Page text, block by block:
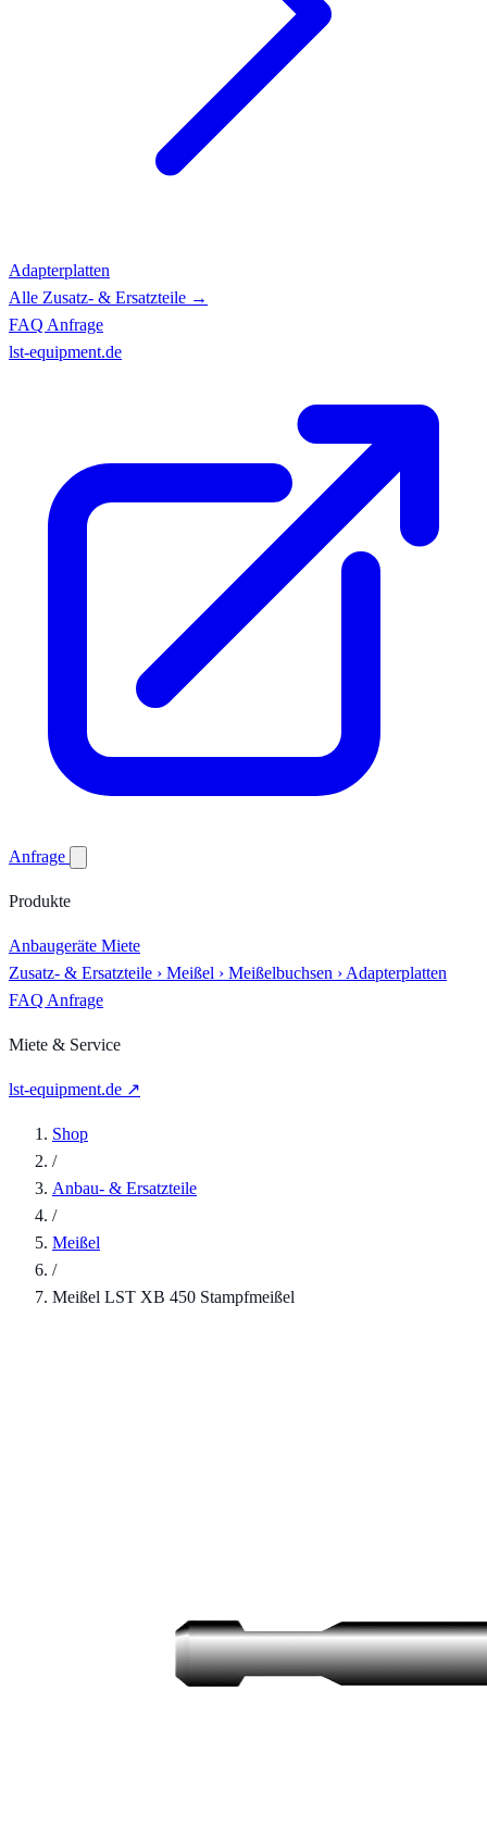
Adapterplatten
Alle Zusatz- & Ersatzteile →
FAQ Anfrage
lst-equipment.de
Anfrage
Produkte
Anbaugeräte Miete
Zusatz- & Ersatzteile › Meißel › Meißelbuchsen › Adapterplatten
FAQ Anfrage
Miete & Service
lst-equipment.de ↗
Shop
/
Anbau- & Ersatzteile
/
Meißel
/
Meißel LST XB 450 Stampfmeißel